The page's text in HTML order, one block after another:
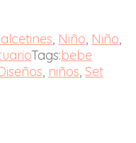
, Niño, Niño,
Tags:bebe
, niños, Set